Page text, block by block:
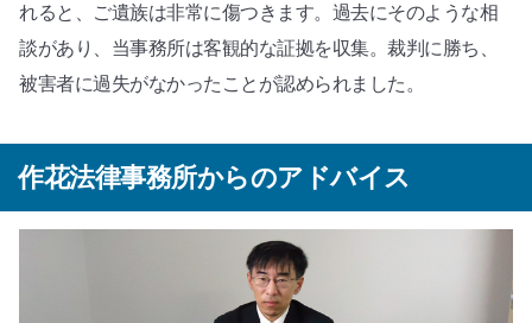
れると、ご遺族は非常に傷つきます。過去にそのような相
談があり、当事務所は客観的な証拠を収集。裁判に勝ち、
被害者に過失がなかったことが認められました。
作花法律事務所からのアドバイス